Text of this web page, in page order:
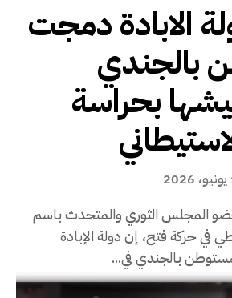
الابادة دمجت
بالجندي
بحراسة
المجلس الثوري والمتحدث باسم
في حركة فتح، إن دولة الإبادة
بالجندي في...